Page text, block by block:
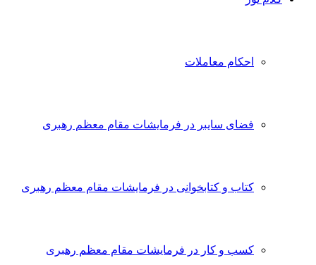
احکام معاملات
فضای سایبر در فرمایشات مقام معظم رهبری
کتاب و کتابخوانی در فرمایشات مقام معظم رهبری
کسب و کار در فرمایشات مقام معظم رهبری